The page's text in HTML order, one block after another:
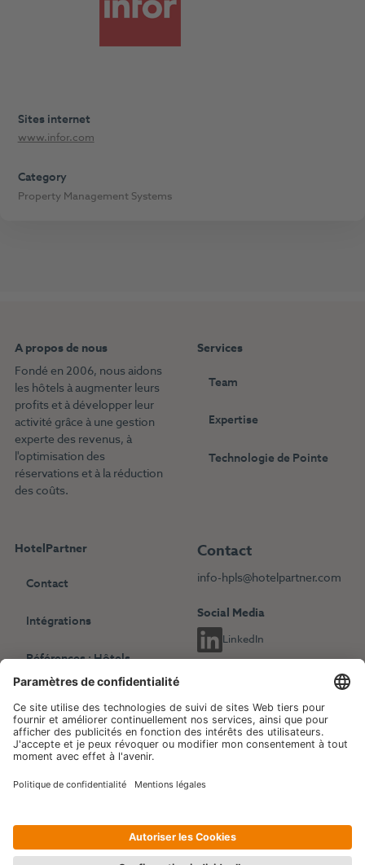
Sites internet
www.infor.com
Category
Property Management Systems
A propos de nous
Fondé en 2006, nous aidons
les hôtels à augmenter leurs
profits et à développer leur
activité grâce à une gestion
experte des revenus, à
l'optimisation des
réservations et à la réduction
des coûts.
Services
Team
Expertise
Technologie de Pointe
HotelPartner
Contact
Intégrations
Références : Hôtels
indépendants
Références : Chaînes
hôtelières
Blog
Evénements
Contact
info-hpls@hotelpartner.com
Social Media
LinkedIn
Choisissez une autre langue
English Deutsch